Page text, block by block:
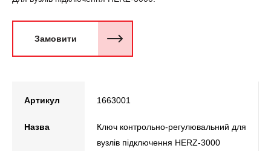
Замовити
Артикул 1663001
Назва
Ключ контрольно-регулювальний для
вузлів підключення HERZ-3000